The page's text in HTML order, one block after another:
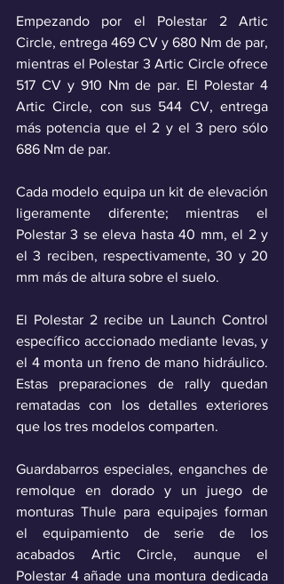
Empezando por el Polestar 2 Artic
Circle, entrega 469 CV y 680 Nm de par,
mientras el Polestar 3 Artic Circle ofrece
517 CV y 910 Nm de par. El Polestar 4
Artic Circle, con sus 544 CV, entrega
más potencia que el 2 y el 3 pero sólo
686 Nm de par.
Cada modelo equipa un kit de elevación
ligeramente diferente; mientras el
Polestar 3 se eleva hasta 40 mm, el 2 y
el 3 reciben, respectivamente, 30 y 20
mm más de altura sobre el suelo.
El Polestar 2 recibe un Launch Control
específico acccionado mediante levas, y
el 4 monta un freno de mano hidráulico.
Estas preparaciones de rally quedan
rematadas con los detalles exteriores
que los tres modelos comparten.
Guardabarros especiales, enganches de
remolque en dorado y un juego de
monturas Thule para equipajes forman
el equipamiento de serie de los
acabados Artic Circle, aunque el
Polestar 4 añade una montura dedicada